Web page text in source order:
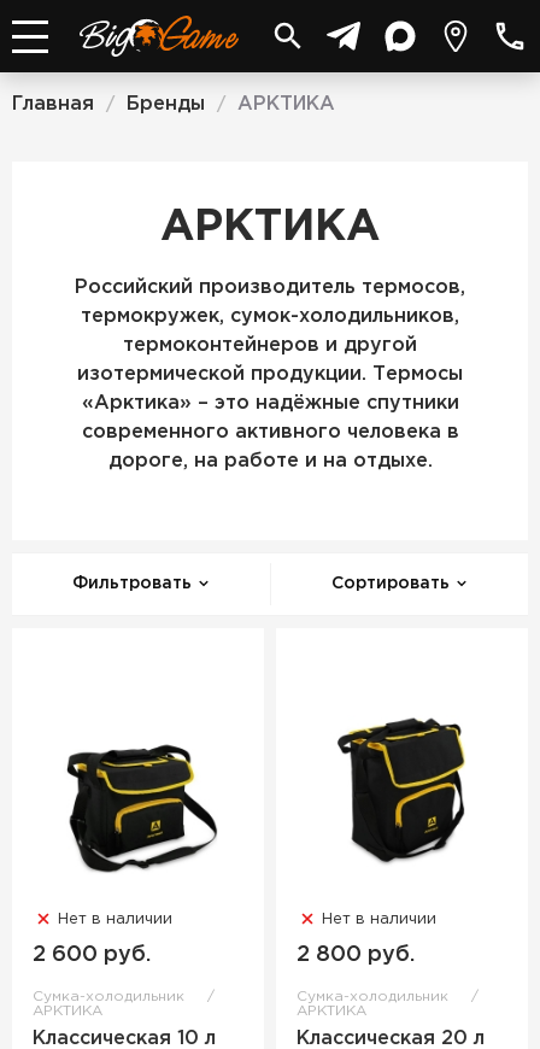
Главная / Бренды / АРКТИКА
АРКТИКА
Российский производитель термосов,
термокружек, сумок-холодильников,
термоконтейнеров и другой
изотермической продукции. Термосы
«Арктика» – это надёжные спутники
современного активного человека в
дороге, на работе и на отдыхе.
Фильтровать Сортировать
Нет в наличии
2 600 руб.
Сумка-холодильник
АРКТИКА
Классическая 10 л
Нет в наличии
2 800 руб.
Сумка-холодильник
АРКТИКА
Классическая 20 л